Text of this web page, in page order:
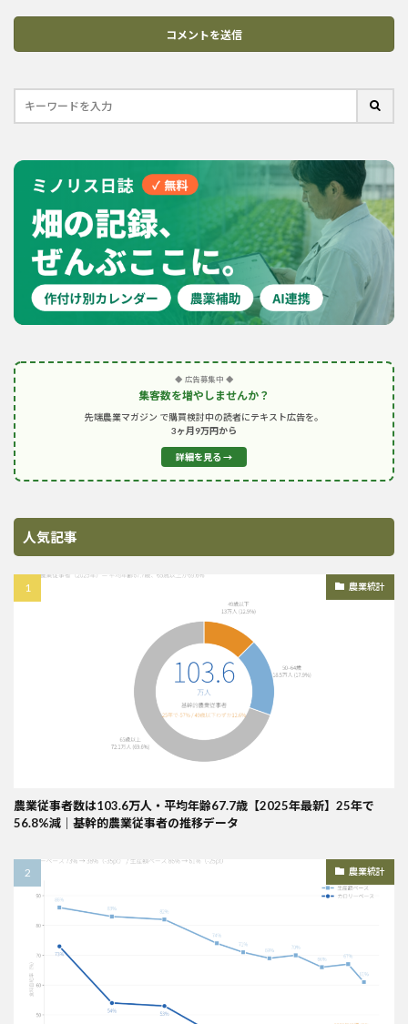
◆ 広告募集中 ◆
集客数を増やしませんか？
先端農業マガジン で購買検討中の読者にテキスト広告を。
3ヶ月9万円から
詳細を見る →
人気記事
農業統計
農業従事者数は103.6万人・平均年齢67.7歳【2025年最新】25年で
56.8%減｜基幹的農業従事者の推移データ
農業統計